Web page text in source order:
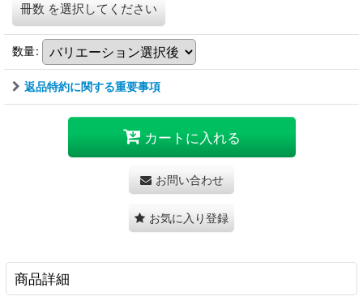
冊数 を選択してください
数量:
返品特約に関する重要事項
カートに入れる
お問い合わせ
お気に入り登録
商品詳細